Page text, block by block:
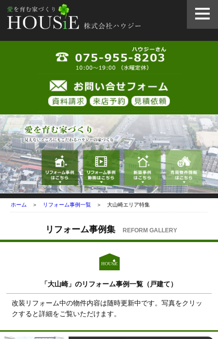
ホーム ＞ リフォーム事例一覧 ＞ 大山崎エリア特集
リフォーム事例集 REFORM GALLERY
「大山崎」のリフォーム事例一覧（戸建て）
改装リフォーム中の物件内容は随時更新中です。写真をクリッ
クすると詳細をご覧いただけます。